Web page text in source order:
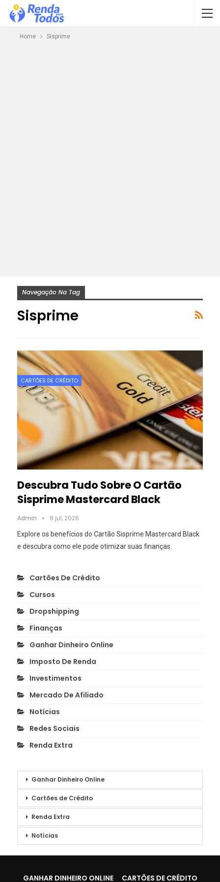
Home Sisprime
Navegação Na Tag
Sisprime
CARTÕES DE CRÉDITO
Descubra Tudo Sobre O Cartão
Sisprime Mastercard Black
Admin 8 jul, 2026
Explore os benefícios do Cartão Sisprime Mastercard Black
e descubra como ele pode otimizar suas finanças.
Cartões De Crédito
Cursos
Dropshipping
Finanças
Ganhar Dinheiro Online
Imposto De Renda
Investimentos
Mercado De Afiliado
Notícias
Redes Sociais
Renda Extra
Ganhar Dinheiro Online
Cartões de Crédito
Renda Extra
Notícias
GANHAR DINHEIRO ONLINE CARTÕES DE CRÉDITO